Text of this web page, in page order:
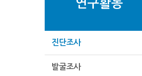
연구활동
진단조사
발굴조사